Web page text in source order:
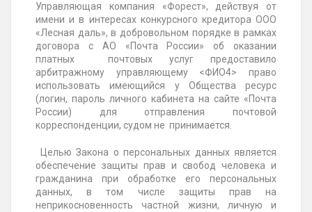
Управляющая компания «Форест», действуя от
имени и в интересах конкурсного кредитора ООО
«Лесная даль», в добровольном порядке в рамках
договора с АО «Почта России» об оказании
платных почтовых услуг предоставило
арбитражному управляющему <ФИО4> право
использовать имеющийся у Общества ресурс
(логин, пароль личного кабинета на сайте «Почта
России) для отправления почтовой
корреспонденции, судом не принимается.
Целью Закона о персональных данных является
обеспечение защиты прав и свобод человека и
гражданина при обработке его персональных
данных, в том числе защиты прав на
неприкосновенность частной жизни, личную и